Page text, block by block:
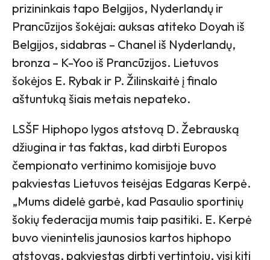
prizininkais tapo Belgijos, Nyderlandų ir
Prancūzijos šokėjai: auksas atiteko Doyah iš
Belgijos, sidabras – Chanel iš Nyderlandų,
bronza – K-Yoo iš Prancūzijos. Lietuvos
šokėjos E. Rybak ir P. Žilinskaitė į finalo
aštuntuką šiais metais nepateko.
LSŠF Hiphopo lygos atstovą D. Žebrauską
džiugina ir tas faktas, kad dirbti Europos
čempionato vertinimo komisijoje buvo
pakviestas Lietuvos teisėjas Edgaras Kerpė.
„Mums didelė garbė, kad Pasaulio sportinių
šokių federacija mumis taip pasitiki. E. Kerpė
buvo vienintelis jaunosios kartos hiphopo
atstovas, pakviestas dirbti vertintoju, visi kiti